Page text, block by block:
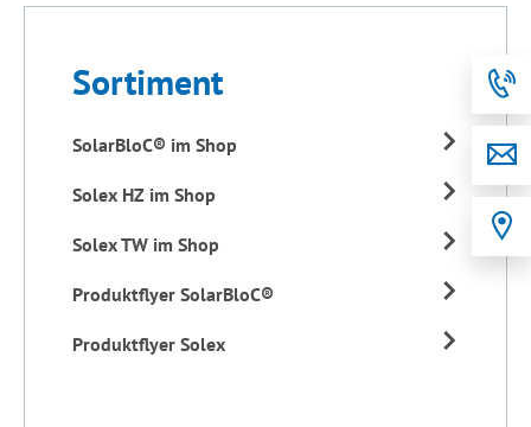
Sortiment
SolarBloC® im Shop
Solex HZ im Shop
Solex TW im Shop
Produktflyer SolarBloC®
Produktflyer Solex